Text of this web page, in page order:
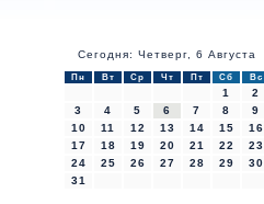
Сегодня: Четверг, 6 Августа
Пн Вт Ср Чт Пт Сб Вс
1
2
3
4 5 6 7 8
9
10
11 12 13 14 15
16
17
18 19 20 21 22
23
24
25 26 27 28 29
30
31